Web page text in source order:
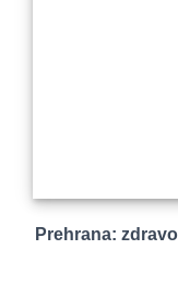
Prehrana: